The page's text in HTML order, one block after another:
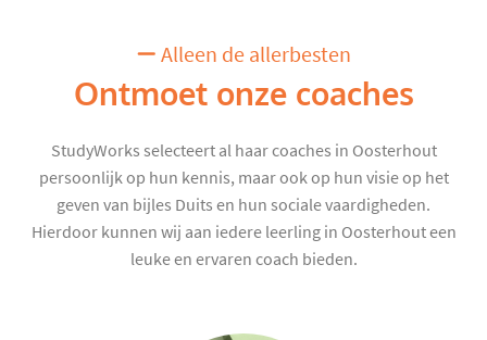
Alleen de allerbesten
Ontmoet onze coaches
StudyWorks selecteert al haar coaches in Oosterhout
persoonlijk op hun kennis, maar ook op hun visie op het
geven van bijles Duits en hun sociale vaardigheden.
Hierdoor kunnen wij aan iedere leerling in Oosterhout een
leuke en ervaren coach bieden.